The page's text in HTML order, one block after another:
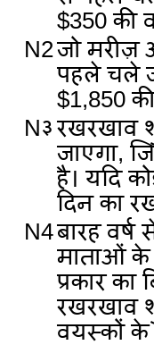
$350 की
N2जो मरीज़
पहले चले
$1,850
N३ रखरखाव
जाएगा,
है। यदि
दिन का
N4बारह
माताओं के
प्रकार
रखरखाव
वयस्कों के